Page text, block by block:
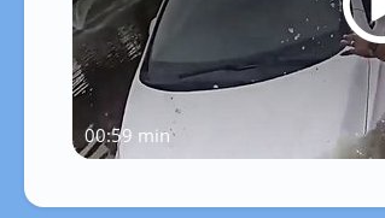
00:59 min